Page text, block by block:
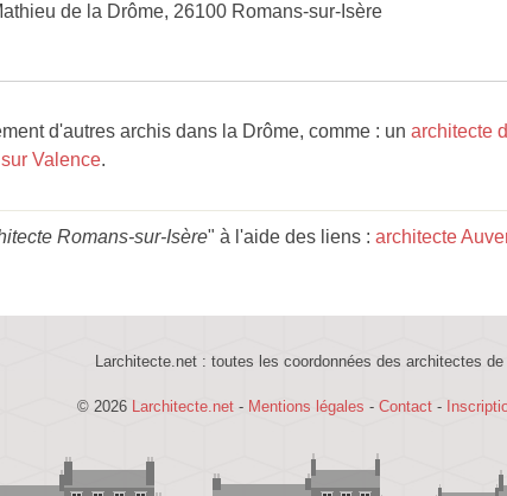
de la Drôme, 26100 Romans-sur-Isère
d'autres archis dans la Drôme, comme : un architecte
Valence.
Romans-sur-Isère" à l'aide des liens : architecte
Larchitecte.net : toutes les coordonnées des architectes de
© 2026 Larchitecte.net - Mentions légales - Contact -